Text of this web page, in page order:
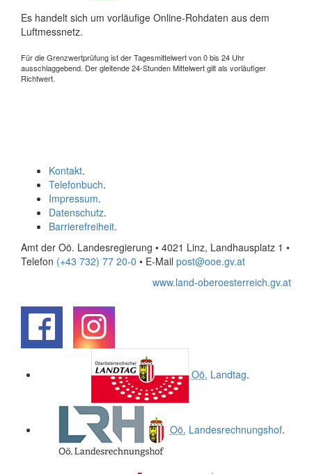
Es handelt sich um vorläufige Online-Rohdaten aus dem
Luftmessnetz.
Für die Grenzwertprüfung ist der Tagesmittelwert von 0 bis 24 Uhr
ausschlaggebend. Der gleitende 24-Stunden Mittelwert gilt als vorläufiger
Richtwert.
Kontakt.
Telefonbuch.
Impressum.
Datenschutz.
Barrierefreiheit.
Amt der Oö. Landesregierung • 4021 Linz, Landhausplatz 1 •
Telefon (+43 732) 77 20-0 • E-Mail post@ooe.gv.at
www.land-oberoesterreich.gv.at
Oö. Landtag.
Oö. Landesrechnungshof.